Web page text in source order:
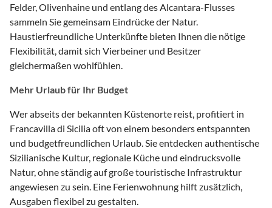
Felder, Olivenhaine und entlang des Alcantara-Flusses
sammeln Sie gemeinsam Eindrücke der Natur.
Haustierfreundliche Unterkünfte bieten Ihnen die nötige
Flexibilität, damit sich Vierbeiner und Besitzer
gleichermaßen wohlfühlen.
Mehr Urlaub für Ihr Budget
Wer abseits der bekannten Küstenorte reist, profitiert in
Francavilla di Sicilia oft von einem besonders entspannten
und budgetfreundlichen Urlaub. Sie entdecken authentische
Sizilianische Kultur, regionale Küche und eindrucksvolle
Natur, ohne ständig auf große touristische Infrastruktur
angewiesen zu sein. Eine Ferienwohnung hilft zusätzlich,
Ausgaben flexibel zu gestalten.